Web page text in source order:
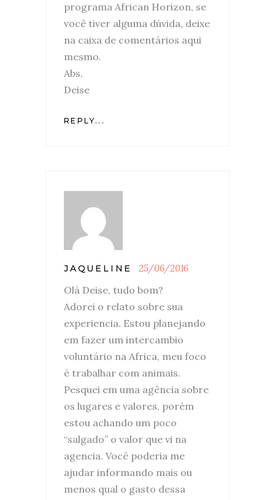
programa African Horizon, se
você tiver alguma dúvida, deixe
na caixa de comentários aqui
mesmo.
Abs,
Deise
REPLY...
JAQUELINE 25/06/2016
Olá Deise, tudo bom?
Adorei o relato sobre sua
experiencia. Estou planejando
em fazer um intercambio
voluntário na Africa, meu foco
é trabalhar com animais.
Pesquei em uma agência sobre
os lugares e valores, porém
estou achando um poco
“salgado” o valor que vi na
agencia. Você poderia me
ajudar informando mais ou
menos qual o gasto dessa